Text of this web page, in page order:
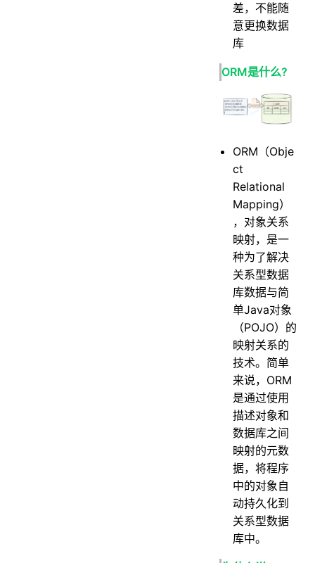
差，不能随
意更换数据
库
ORM是什么?
ORM（Obje
ct
Relational
Mapping）
，对象关系
映射，是一
种为了解决
关系型数据
库数据与简
单Java对象
（POJO）的
映射关系的
技术。简单
来说，ORM
是通过使用
描述对象和
数据库之间
映射的元数
据，将程序
中的对象自
动持久化到
关系型数据
库中。